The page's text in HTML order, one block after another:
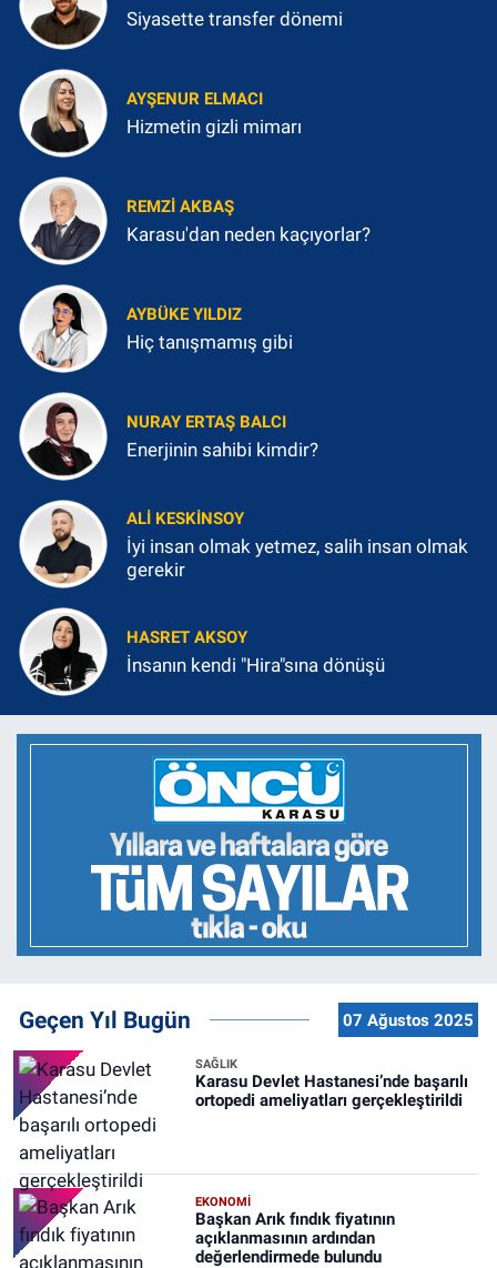
Siyasette transfer dönemi
AYŞENUR ELMACI
Hizmetin gizli mimarı
REMZI AKBAŞ
Karasu'dan neden kaçıyorlar?
AYBÜKE YILDIZ
Hiç tanışmamış gibi
NURAY ERTAŞ BALCI
Enerjinin sahibi kimdir?
ALI KESKINSOY
İyi insan olmak yetmez, salih insan olmak
gerekir
HASRET AKSOY
İnsanın kendi "Hira"sına dönüşü
Geçen Yıl Bugün 07 Ağustos 2025
SAĞLIK
Karasu Devlet Hastanesi’nde başarılı
ortopedi ameliyatları gerçekleştirildi
EKONOMİ
Başkan Arık fındık fiyatının
açıklanmasının ardından
değerlendirmede bulundu